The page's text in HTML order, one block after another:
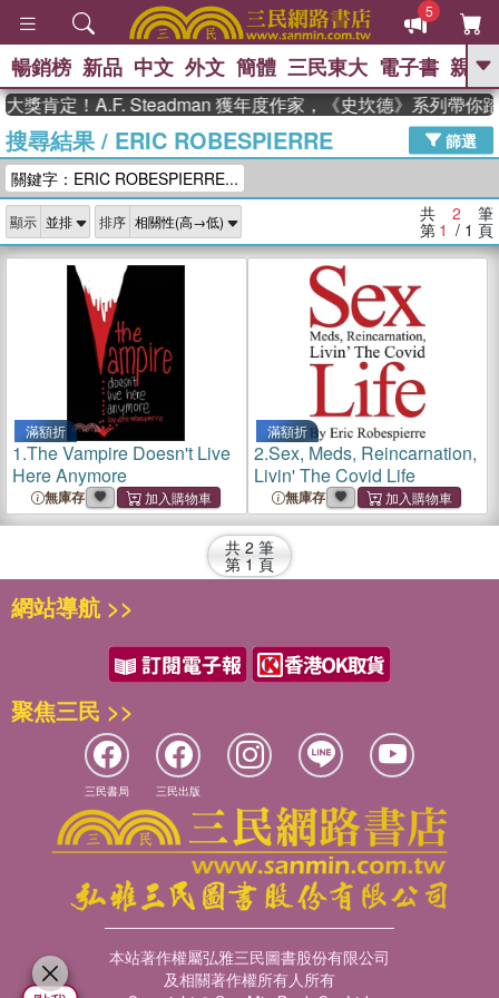
5
GO
熱搜： 東野圭吾 The Odyssey 、
父親節 、 如果歷史是一群喵 、 暑期
推薦
念華 、 台灣的李登輝時代 、 數學女
孩：黎曼猜想
偉大的迷走神經
暢銷榜 新品 中文 外文 簡體 三民東大 電子書 親子
獎肯定！A.F. Steadman 獲年度作家，《史坎德》系列帶你
搜尋結果/ ERIC ROBESPIERRE
篩選
關鍵字：ERIC ROBESPIERRE...
顯示 排序 共 2 筆
第 1 / 1 頁
滿額折
1.The Vampire Doesn't Live
Here Anymore
無庫存
滿額折
2.Sex, Meds, Reincarnation,
Livin' The Covid Life
無庫存
共 2 筆
第 1 頁
網站導航 >>
聚焦三民 >>
三民書局 三民出版
本站著作權屬弘雅三民圖書股份有限公司
及相關著作權所有人所有